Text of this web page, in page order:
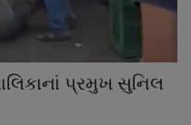
પ્રમુખ સુનિલ